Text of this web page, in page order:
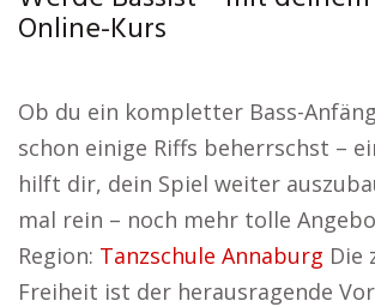
Online-Kurs
Ob du ein kompletter Bass-
schon einige Riffs beherrschst –
hilft dir, dein Spiel weiter
mal rein – noch mehr tolle
Region: Tanzschule Annaburg Die
Freiheit ist der herausragende